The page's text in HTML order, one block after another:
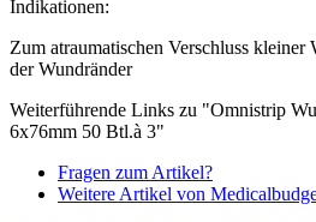
Indikationen:
Zum atraumatischen Verschluss kleiner
der Wundränder
Weiterführende Links zu "Omnistrip
6x76mm 50 Btl.à 3"
Fragen zum Artikel?
Weitere Artikel von